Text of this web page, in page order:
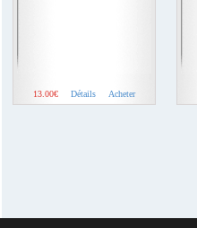
13.00€ Détails Acheter